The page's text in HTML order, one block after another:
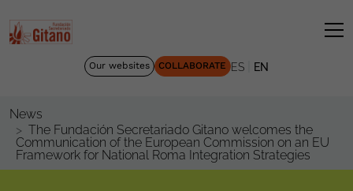
Our websites COLLABORATE ES EN
News
The Fundación Secretariado Gitano welcomes the
Communication of the European Commission on an EU
Framework for National Roma Integration Strategies